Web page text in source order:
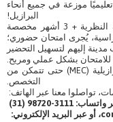
كما يوجد أكثر من 50 مركزًا تعليميًا موزعة في جميع أنحاء
البرازيل!
تستغرق الدورة 15 شهرًا: 12 شهرًا من الدراسة النظرية + 3 أشهر مخصصة
يُجرى امتحان حضوري؛
إليهم لتسهيل التحضير
للامتحان بشكل عملي ومريح.
جميع الدورات معتمدة من قبل وزارة التعليم البرازيلية (MEC) حتى تتمكن من
التخصص.
تواصلوا معنا عبر الهاتف:
، أو عبر البريد الإلكتروني: